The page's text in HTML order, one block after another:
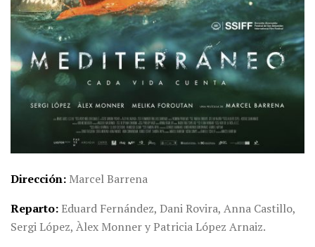
Dirección Marcel Barrena
Reparto Eduard Fernández, Dani Rovira, Anna Castillo,
Sergi López, Àlex Monner y Patricia López Arnaiz.